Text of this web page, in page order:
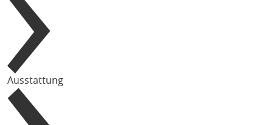
Ausstattung